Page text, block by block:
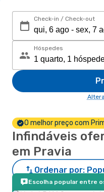
Check-in / Check-out
Hóspedes
O melhor preço com
Infindáveis
em Pravia
Ordenar por:
Escolha popular entre